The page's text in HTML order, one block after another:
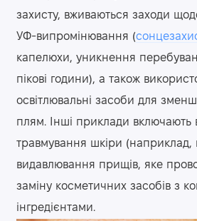
захисту, вживаються заходи
УФ-випромінювання (
капелюхи, уникнення
пікові години), а також
освітлювальні засоби для
плям. Інші приклади включають
травмування шкіри
видавлювання прищів, яке
заміну косметичних засобів з
інгредієнтами.